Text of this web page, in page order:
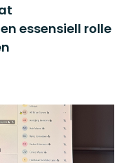
essensiell rolle